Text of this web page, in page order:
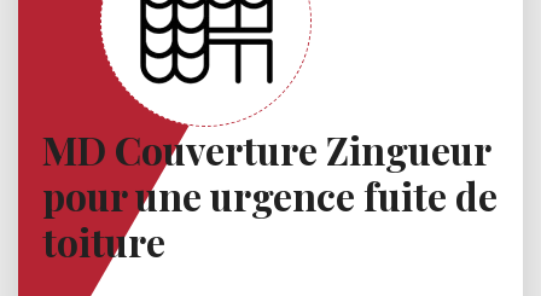
MD Couverture Zingueur
pour une urgence fuite de
toiture